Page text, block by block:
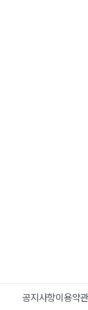
공지사항이용약관